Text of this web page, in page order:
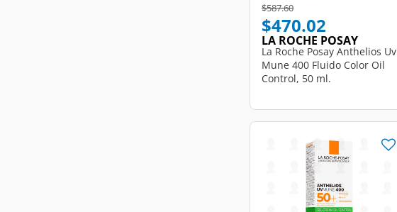
Price reduced from
$587.60to
$470.02
LA ROCHE POSAY
La Roche Posay Anthelios Uv
Mune 400 Fluido Color Oil
Control, 50 ml.